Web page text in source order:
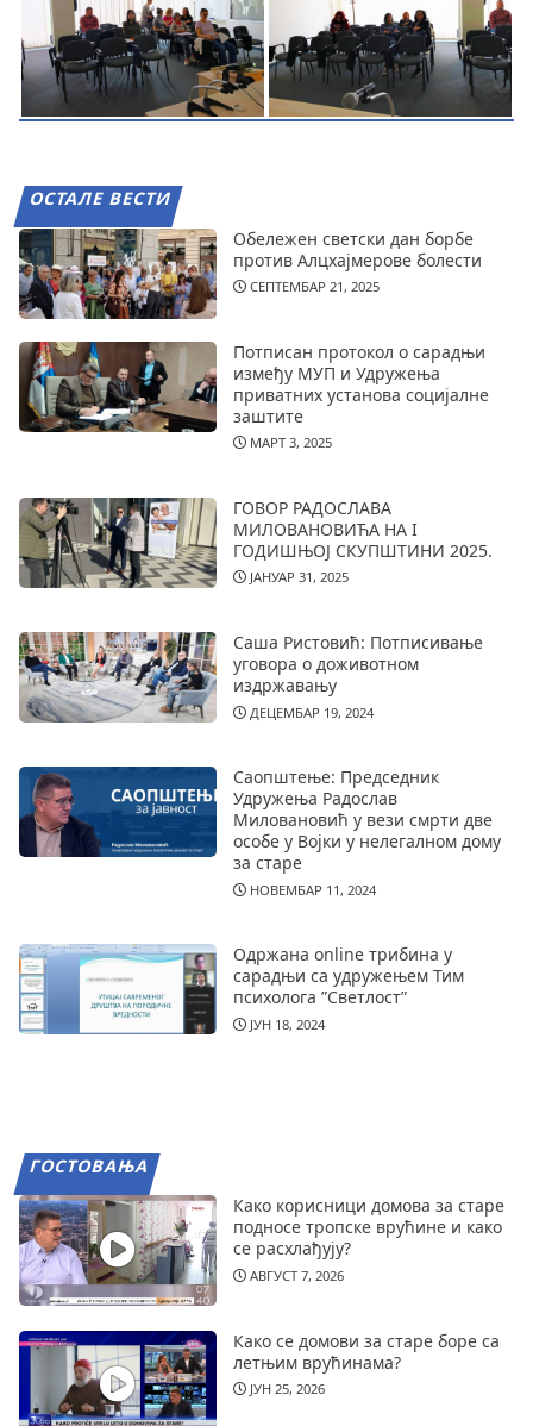
ОСТАЛЕ ВЕСТИ
Обележен светски дан борбе
против Алцхајмерове болести
СЕПТЕМБАР 21, 2025
Потписан протокол о сарадњи
између МУП и Удружења
приватних установа социјалне
заштите
МАРТ 3, 2025
ГОВОР РАДОСЛАВА
МИЛОВАНОВИЋА НА I
ГОДИШЊОЈ СКУПШТИНИ 2025.
ЈАНУАР 31, 2025
Саша Ристовић: Потписивање
уговора о доживотном
издржавању
ДЕЦЕМБАР 19, 2024
Саопштење: Председник
Удружења Радослав
Миловановић у вези смрти две
особе у Војки у нелегалном дому
за старе
НОВЕМБАР 11, 2024
Одржана online трибина у
сарадњи са удружењем Тим
психолога ”Светлост”
ЈУН 18, 2024
ГОСТОВАЊА
Како корисници домова за старе
подносе тропске врућине и како
се расхлађују?
АВГУСТ 7, 2026
Како се домови за старе боре са
летњим врућинама?
ЈУН 25, 2026